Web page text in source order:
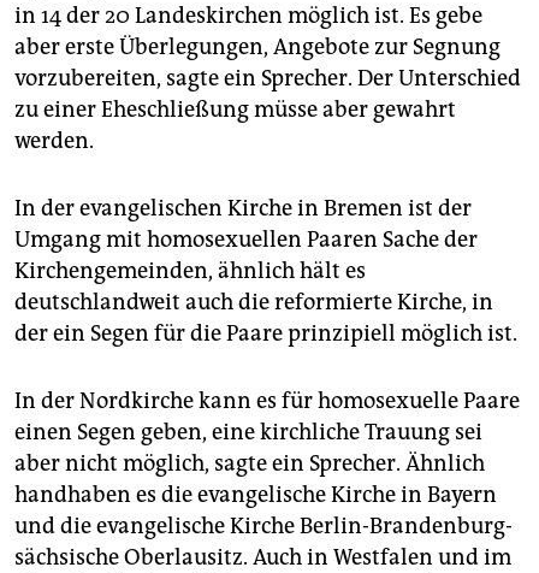
in 14 der 20 Landeskirchen möglich ist. Es gebe
aber erste Überlegungen, Angebote zur Segnung
vorzubereiten, sagte ein Sprecher. Der Unterschied
zu einer Eheschließung müsse aber gewahrt
werden.
In der evangelischen Kirche in Bremen ist der
Umgang mit homosexuellen Paaren Sache der
Kirchengemeinden, ähnlich hält es
deutschlandweit auch die reformierte Kirche, in
der ein Segen für die Paare prinzipiell möglich ist.
In der Nordkirche kann es für homosexuelle Paare
einen Segen geben, eine kirchliche Trauung sei
aber nicht möglich, sagte ein Sprecher. Ähnlich
handhaben es die evangelische Kirche in Bayern
und die evangelische Kirche Berlin-Brandenburg-
sächsische Oberlausitz. Auch in Westfalen und im